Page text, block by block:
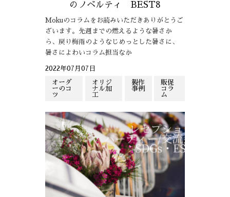
のノベルティ BEST8
Mokuのコラムをお読みいただきありがとうご
ざいます。先週までの燃えるような暑さか
ら、戻り梅雨のようなじめっとした暑さに、
暑さによわいコラム担当なか
2022年07月07日
オーダ
ーのコ
ツ
オリジ
ナル加
工
製作
事例
販促
コラ
ム